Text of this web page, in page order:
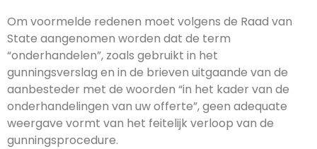
Om voormelde redenen moet volgens de Raad van
State aangenomen worden dat de term
“onderhandelen”, zoals gebruikt in het
gunningsverslag en in de brieven uitgaande van de
aanbesteder met de woorden “in het kader van de
onderhandelingen van uw offerte”, geen adequate
weergave vormt van het feitelijk verloop van de
gunningsprocedure.